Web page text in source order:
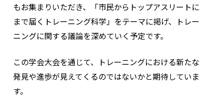
もお集まりいただき、「市民からトップアスリートに
まで届くトレーニング科学」をテーマに掲げ、トレー
ニングに関する議論を深めていく予定です。
この学会大会を通じて、トレーニングにおける新たな
発見や進歩が見えてくるのではないかと期待していま
す。